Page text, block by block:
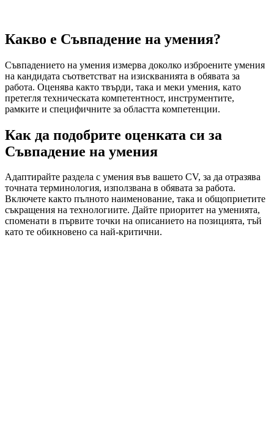
Какво е Съвпадение на умения?
Съвпадението на умения измерва доколко изброените умения
на кандидата съответстват на изискванията в обявата за
работа. Оценява както твърди, така и меки умения, като
претегля техническата компетентност, инструментите,
рамките и специфичните за областта компетенции.
Как да подобрите оценката си за
Съвпадение на умения
Адаптирайте раздела с умения във вашето CV, за да отразява
точната терминология, използвана в обявата за работа.
Включете както пълното наименование, така и общоприетите
съкращения на технологиите. Дайте приоритет на уменията,
споменати в първите точки на описанието на позицията, тъй
като те обикновено са най-критични.